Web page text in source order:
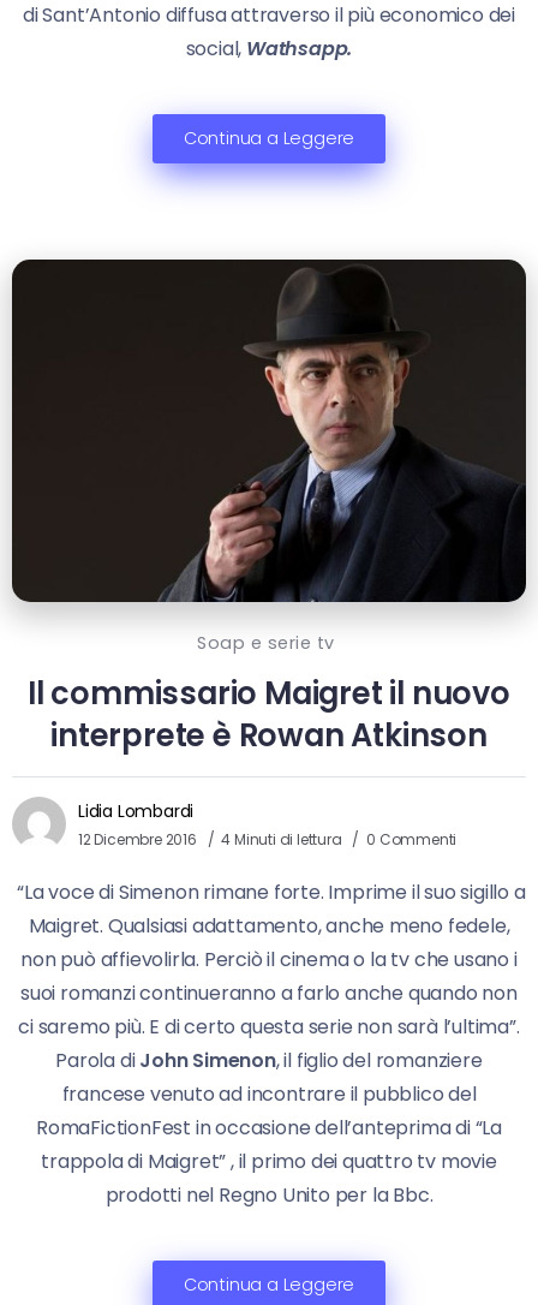
di Sant’Antonio diffusa attraverso il più economico dei
social, Wathsapp.
Continua a Leggere
Soap e serie tv
Il commissario Maigret il nuovo
interprete è Rowan Atkinson
Lidia Lombardi
12 Dicembre 2016 4 Minuti di lettura 0 Commenti
“La voce di Simenon rimane forte. Imprime il suo sigillo a
Maigret. Qualsiasi adattamento, anche meno fedele,
non può affievolirla. Perciò il cinema o la tv che usano i
suoi romanzi continueranno a farlo anche quando non
ci saremo più. E di certo questa serie non sarà l’ultima”.
Parola diJohn Simenon, il figlio del romanziere
francese venuto ad incontrare il pubblico del
RomaFictionFest in occasione dell’anteprima di “La
trappola di Maigret” , il primo dei quattro tv movie
prodotti nel Regno Unito per la Bbc.
Continua a Leggere